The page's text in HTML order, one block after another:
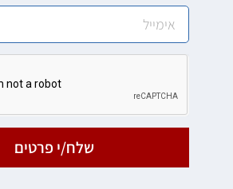
שלח/י פרטים